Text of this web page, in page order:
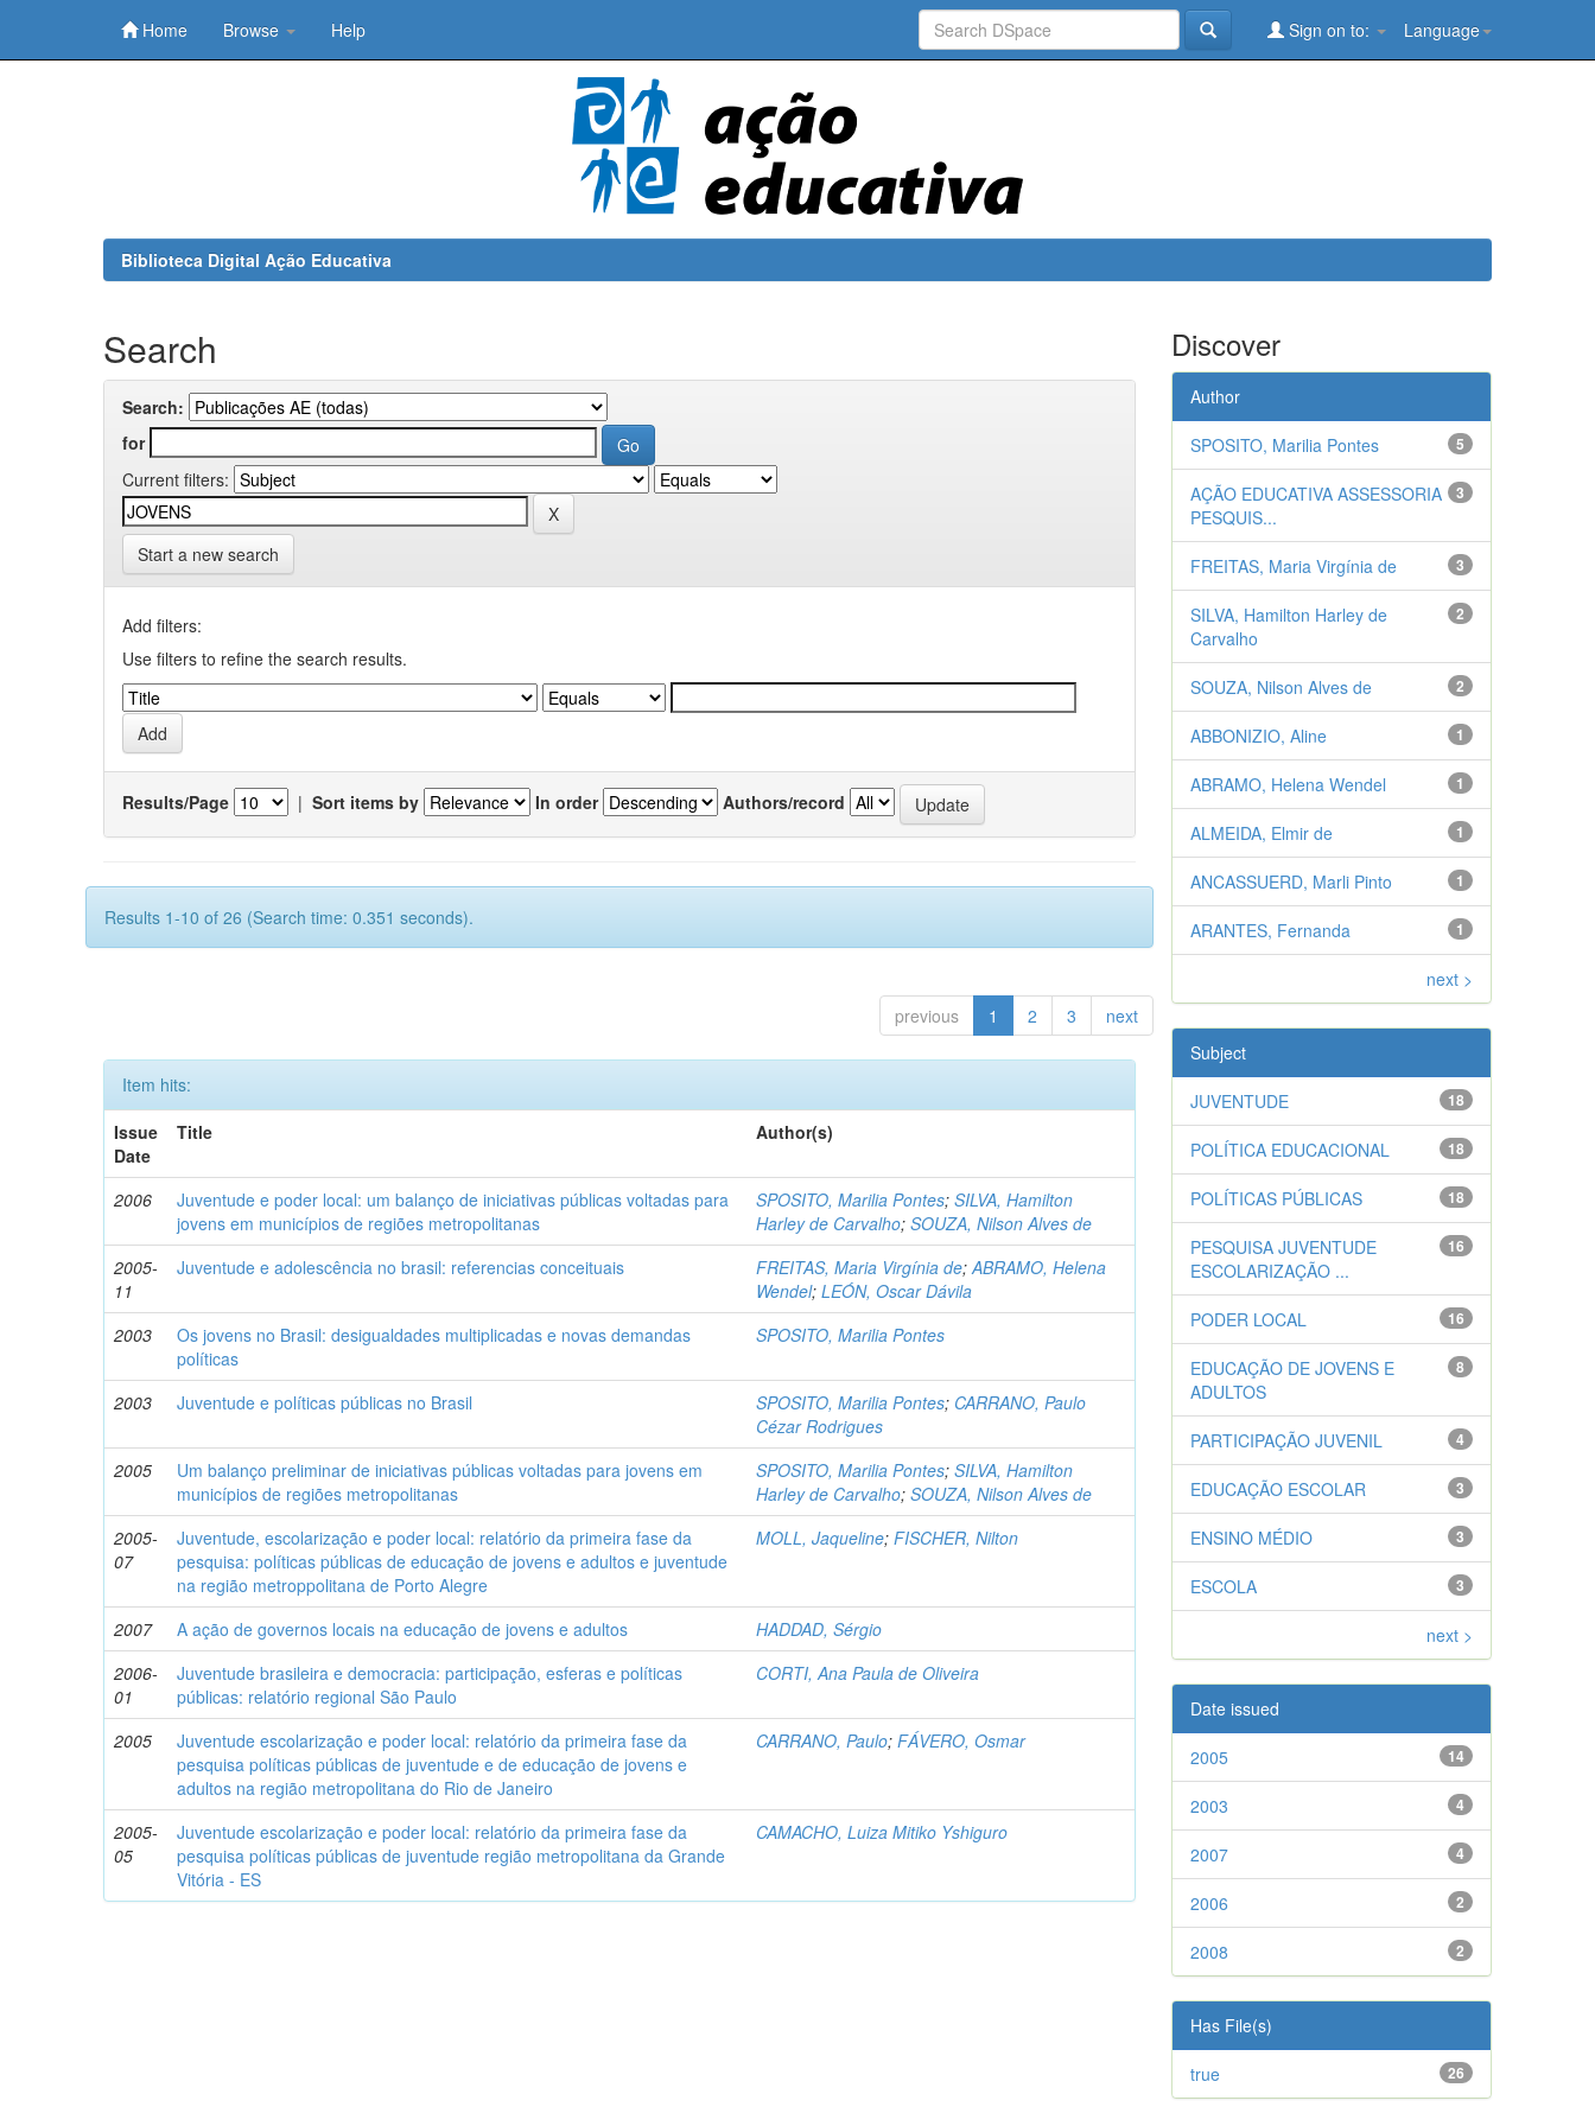
Home Browse Help Language
Sign on to:
Biblioteca Digital Ação Educativa
Search
Search:
for
Current filters:
Start a new search
Add filters:
Use filters to refine the search results.
Results/Page | Sort items by In order Authors/record
Results 1-10 of 26 (Search time: 0.351 seconds).
previous 1 2 3 next
Item hits:
Issue
Date
Title Author(s)
2006
Juventude e poder local: um balanço de iniciativas públicas voltadas para
jovens em municípios de regiões metropolitanas
SPOSITO, Marilia Pontes; SILVA, Hamilton
Harley de Carvalho; SOUZA, Nilson Alves de
2005-
11
Juventude e adolescência no brasil: referencias conceituais FREITAS, Maria Virgínia de;ABRAMO, Helena
Wendel; LEÓN, Oscar Dávila
2003
Os jovens no Brasil: desigualdades multiplicadas e novas demandas
políticas
SPOSITO, Marilia Pontes
2003 Juventude e políticas públicas no Brasil SPOSITO, Marilia Pontes; CARRANO, Paulo
Cézar Rodrigues
2005
Um balanço preliminar de iniciativas públicas voltadas para jovens em
municípios de regiões metropolitanas
SPOSITO, Marilia Pontes; SILVA, Hamilton
Harley de Carvalho; SOUZA, Nilson Alves de
2005-
07
Juventude, escolarização e poder local: relatório da primeira fase da
pesquisa: políticas públicas de educação de jovens e adultos e juventude
na região metroppolitana de Porto Alegre
MOLL, Jaqueline; FISCHER, Nilton
2007 A ação de governos locais na educação de jovens e adultos
HADDAD, Sérgio
2006-
01
Juventude brasileira e democracia: participação, esferas e políticas
públicas: relatório regional São Paulo
CORTI, Ana Paula de Oliveira
2005
Juventude escolarização e poder local: relatório da primeira fase da
pesquisa políticas públicas de juventude e de educação de jovens e
adultos na região metropolitana do Rio de Janeiro
CARRANO, Paulo; FÁVERO, Osmar
2005-
05
Juventude escolarização e poder local: relatório da primeira fase da
pesquisa políticas públicas de juventude região metropolitana da Grande
Vitória - ES
CAMACHO, Luiza Mitiko Yshiguro
Discover
Author
5
SPOSITO, Marilia Pontes
3
AÇÃO EDUCATIVA ASSESSORIA
PESQUIS...
3
FREITAS, Maria Virgínia de
2
SILVA, Hamilton Harley de
Carvalho
2
SOUZA, Nilson Alves de
1
ABBONIZIO, Aline
1
ABRAMO, Helena Wendel
1
ALMEIDA, Elmir de
1
ANCASSUERD, Marli Pinto
1
ARANTES, Fernanda
next >
Subject
18
JUVENTUDE
18
POLÍTICA EDUCACIONAL
18
POLÍTICAS PÚBLICAS
16
PESQUISA JUVENTUDE
ESCOLARIZAÇÃO ...
16
PODER LOCAL
8
EDUCAÇÃO DE JOVENS E
ADULTOS
4
PARTICIPAÇÃO JUVENIL
3
EDUCAÇÃO ESCOLAR
3
ENSINO MÉDIO
3
ESCOLA
next >
Date issued
14
2005
4
2003
4
2007
2
2006
2
2008
Has File(s)
26
true